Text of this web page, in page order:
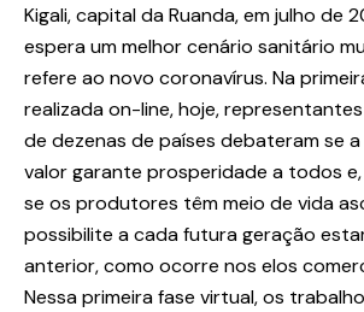
Kigali, capital da Ruanda, em julho de
espera um melhor cenário sanitário
refere ao novo coronavírus. Na
realizada on-line, hoje,
de dezenas de países debateram se
valor garante prosperidade a todos
se os produtores têm meio de vida
possibilite a cada futura geração
anterior, como ocorre nos elos
Nessa primeira fase virtual, os